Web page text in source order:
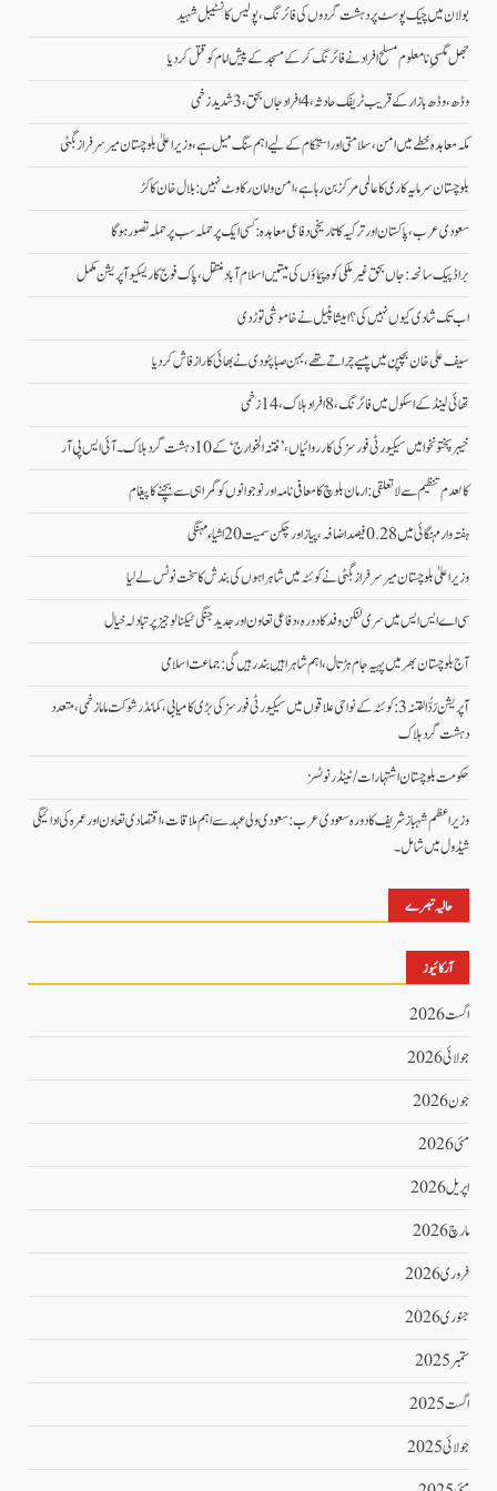
بولان میں چیک پوسٹ پر دہشت گردوں کی فائرنگ، پولیس کانسٹیبل شہید
جھل مگسیِ نامعلوم مسلح افراد نے فائرنگ کرکے مسجد کے پیش امام کو قتل کردیا
وڈھ، وڈھ بازار کے قریب ٹریفک حادثہ، 4 افراد جاں بحق، 3 شدید زخمی
مکہ معاہدہ خطے میں امن، سلامتی اور استحکام کے لیے اہم سنگ میل ہے، وزیراعلیٰ بلوچستان میر سرفراز بگٹی
بلوچستان سرمایہ کاری کا عالمی مرکز بن رہا ہے، امن و امان رکاوٹ نہیں: بلال خان کاکڑ
سعودی عرب، پاکستان اور ترکیہ کا تاریخی دفاعی معاہدہ: کسی ایک پر حملہ سب پر حملہ تصور ہوگا
براڈ پیک سانحہ: جاں بحق غیر ملکی کوہ پیماؤں کی میتیں اسلام آباد منتقل، پاک فوج کا ریسکیو آپریشن مکمل
اب تک شادی کیوں نہیں کی؟ امیشا پٹیل نے خاموشی توڑ دی
سیف علی خان بچپن میں پیسے چراتے تھے، بہن صبا پٹودی نے بھائی کا راز فاش کردیا
تھائی لینڈ کے اسکول میں فائرنگ، 8 افراد ہلاک، 14 زخمی
خیبر پختونخوا میں سیکیورٹی فورسز کی کارروائیاں، ’فتنہ الخوارج‘ کے 10 دہشت گرد ہلاک۔آئی ایس پی آر
کالعدم تنظیم سے لاتعلقی: ارمان بلوچ کا معافی نامہ اور نوجوانوں کو گمراہی سے بچنے کا پیغام
ہفتہ وار مہنگائی میں 0.28 فیصد اضافہ، پیاز اور چکن سمیت 20 اشیاء مہنگی
وزیراعلیٰ بلوچستان میر سرفراز بگٹی نے کوئٹہ میں شاہراہوں کی بندش کا سخت نوٹس لے لیا
سی اے ایس ایس میں سری لنکن وفد کا دورہ، دفاعی تعاون اور جدید جنگی ٹیکنالوجیز پر تبادلہ خیال
آج بلوچستان بھر میں پہیہ جام ہڑتال، اہم شاہراہیں بند رہیں گی: جماعت اسلامی
آپریشن رَدُّ الفتنہ 3: کوئٹہ کے نواحی علاقوں میں سیکیورٹی فورسز کی بڑی کامیابی، کمانڈر شوکت ماما زخمی، متعدد
دہشت گرد ہلاک
حکومت بلوچستان اشتہارات/ ٹینڈر نوٹسز
وزیراعظم شہباز شریف کا دورہ سعودی عرب: سعودی ولی عہد سے اہم ملاقات، اقتصادی تعاون اور عمرہ کی ادائیگی
شیڈول میں شامل۔
حالیہ تبصرے
آرکائیوز
اگست 2026
جولائی 2026
جون 2026
مئی 2026
اپریل 2026
مارچ 2026
فروری 2026
جنوری 2026
ستمبر 2025
اگست 2025
جولائی 2025